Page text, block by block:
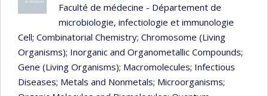
Faculté de médecine - Département de
microbiologie, infectiologie et immunologie
Cell; Combinatorial Chemistry; Chromosome (Living
Organisms); Inorganic and Organometallic Compounds;
Gene (Living Organisms); Macromolecules; Infectious
Diseases; Metals and Nonmetals; Microorganisms;